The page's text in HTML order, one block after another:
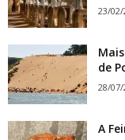
23/02/
de
28/07/
A